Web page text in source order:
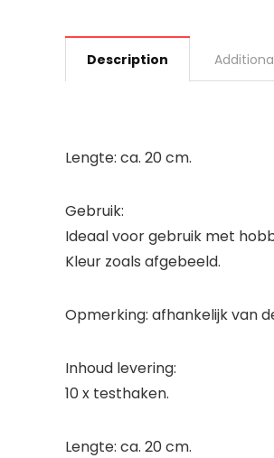
Description
Lengte: ca. 20 cm.
Gebruik:
Ideaal voor gebruik met
Kleur zoals afgebeeld.
Opmerking: afhankelijk van
Inhoud levering:
10 x testhaken.
Lengte: ca. 20 cm.